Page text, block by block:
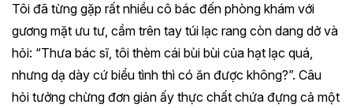
Tôi đã từng gặp rất nhiều cô bác đến phòng khám với
gương mặt ưu tư, cầm trên tay túi lạc rang còn dang dở và
hỏi: “Thưa bác sĩ, tôi thèm cái bùi bùi của hạt lạc quá,
nhưng dạ dày cứ biểu tình thì có ăn được không?”. Câu
hỏi tưởng chừng đơn giản ấy thực chất chứa đựng cả một